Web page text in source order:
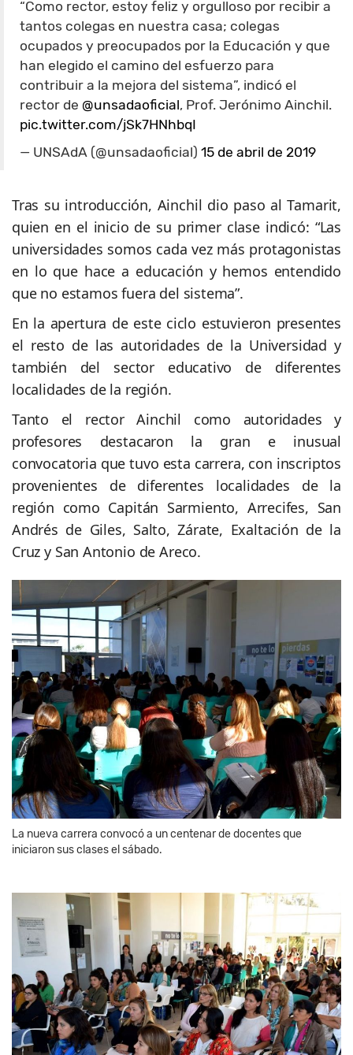
“Como rector, estoy feliz y orgulloso por recibir a
tantos colegas en nuestra casa; colegas
ocupados y preocupados por la Educación y que
han elegido el camino del esfuerzo para
contribuir a la mejora del sistema”, indicó el
rector de @unsadaoficial, Prof. Jerónimo Ainchil.
pic.twitter.com/jSk7HNhbqI
— UNSAdA (@unsadaoficial) 15 de abril de 2019
Tras su introducción, Ainchil dio paso al Tamarit,
quien en el inicio de su primer clase indicó: “Las
universidades somos cada vez más protagonistas
en lo que hace a educación y hemos entendido
que no estamos fuera del sistema”.
En la apertura de este ciclo estuvieron presentes
el resto de las autoridades de la Universidad y
también del sector educativo de diferentes
localidades de la región.
Tanto el rector Ainchil como autoridades y
profesores destacaron la gran e inusual
convocatoria que tuvo esta carrera, con inscriptos
provenientes de diferentes localidades de la
región como Capitán Sarmiento, Arrecifes, San
Andrés de Giles, Salto, Zárate, Exaltación de la
Cruz y San Antonio de Areco.
La nueva carrera convocó a un centenar de docentes que
iniciaron sus clases el sábado.